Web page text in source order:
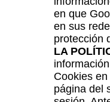
en que
en sus
protección
LA
Cookies
página del